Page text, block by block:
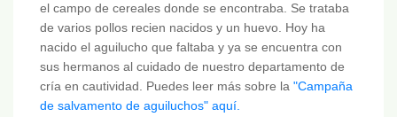
el campo de cereales donde se encontraba. Se trataba
de varios pollos recien nacidos y un huevo. Hoy ha
nacido el aguilucho que faltaba y ya se encuentra con
sus hermanos al cuidado de nuestro departamento de
cría en cautividad. Puedes leer más sobre la "Campaña
de salvamento de aguiluchos" aquí.